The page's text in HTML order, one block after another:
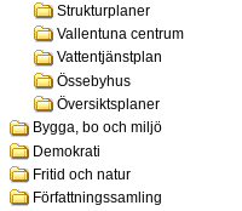
Strukturplaner
Vallentuna centrum
Vattentjänstplan
Össebyhus
Översiktsplaner
Bygga, bo och miljö
Demokrati
Fritid och natur
Författningssamling